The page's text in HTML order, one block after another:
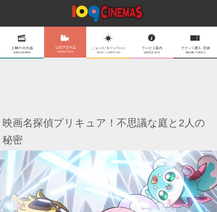
映画名探偵プリキュア！不思議な庭と2人の
秘密